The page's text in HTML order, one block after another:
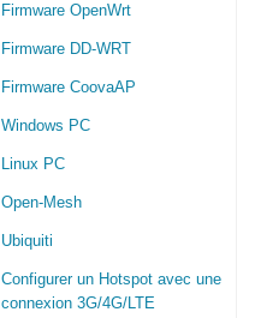
Firmware OpenWrt
Firmware DD-WRT
Firmware CoovaAP
Windows PC
Linux PC
Open-Mesh
Ubiquiti
Configurer un Hotspot avec une
connexion 3G/4G/LTE